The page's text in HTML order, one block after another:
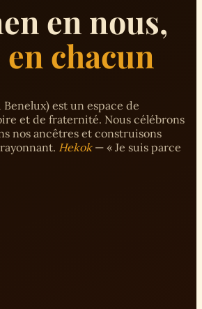
en nous,
chacun
est un espace de
et de fraternité. Nous célébrons
nos ancêtres et construisons
Hekok— « Je suis parce